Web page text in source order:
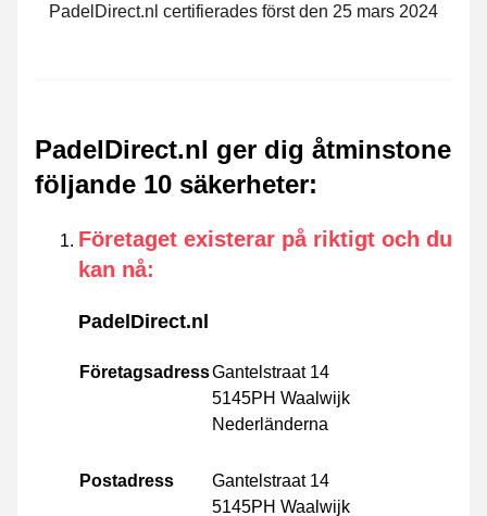
PadelDirect.nl certifierades först den 25 mars 2024
PadelDirect.nl ger dig åtminstone
följande 10 säkerheter:
Företaget existerar på riktigt och du
kan nå:
PadelDirect.nl
FöretagsadressGantelstraat 14
5145PH Waalwijk
Nederländerna
Postadress
Gantelstraat 14
5145PH Waalwijk